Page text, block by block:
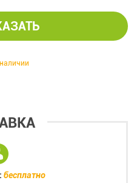
бесплатно